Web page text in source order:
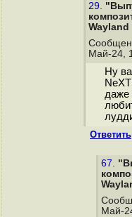
29.
Wayland
Май-24,
Ну
даже
Ответить
67.
Май-